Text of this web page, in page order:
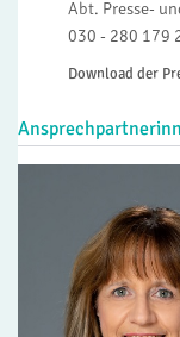
Abt. Presse-
030 - 280 179
Download der